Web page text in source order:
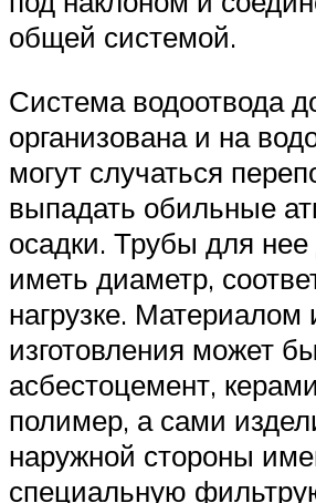
общей системой.
Система водоотвода
организована и на
могут случаться
выпадать обильные
осадки. Трубы для
иметь диаметр,
нагрузке. Материалом
изготовления может
асбестоцемент,
полимер, а сами
наружной стороны
специальную